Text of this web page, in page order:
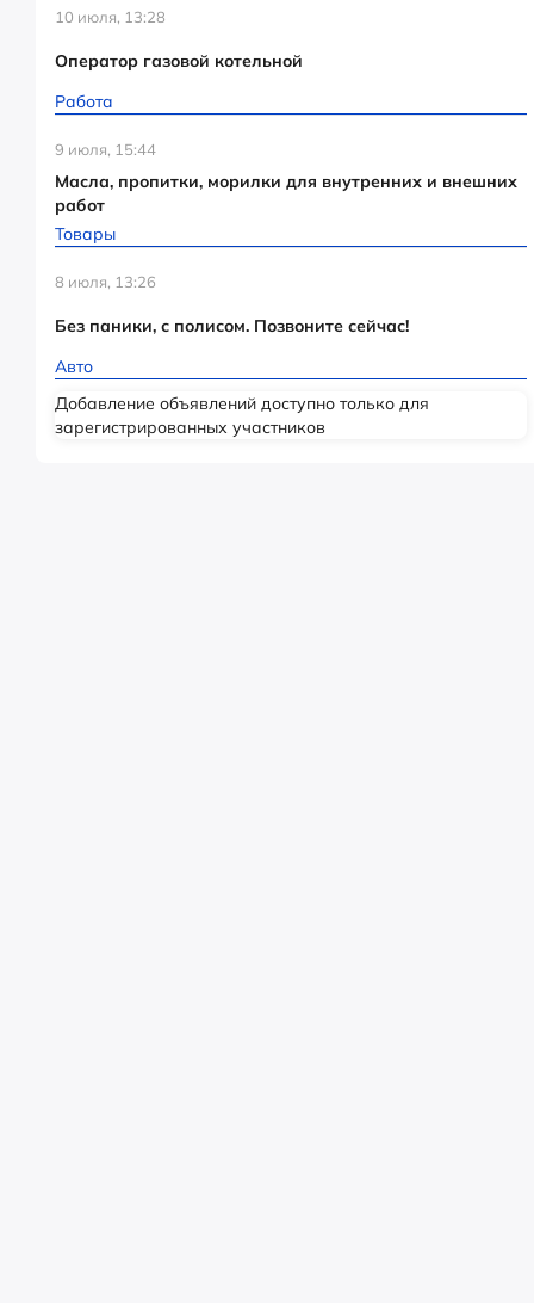
10 июля, 13:28
Оператор газовой котельной
Работа
9 июля, 15:44
Масла, пропитки, морилки для внутренних и внешних
работ
Товары
8 июля, 13:26
Без паники, с полисом. Позвоните сейчас!
Авто
Добавление объявлений доступно только для
зарегистрированных участников